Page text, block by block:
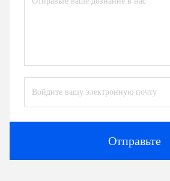
Отправьте